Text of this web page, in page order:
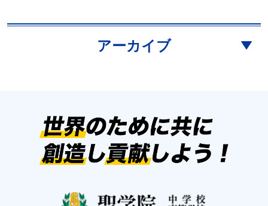
アーカイブ